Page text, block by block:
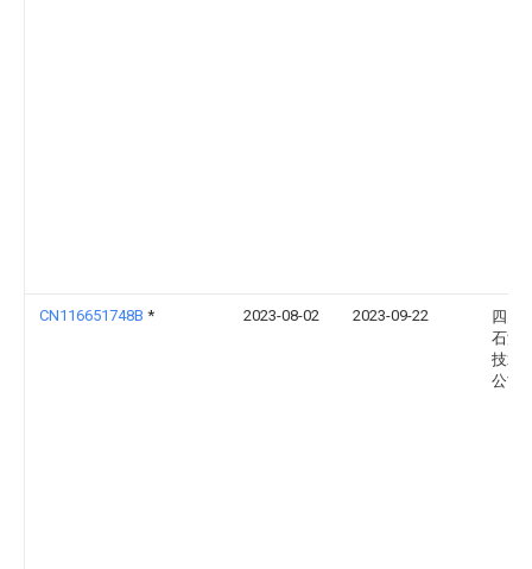
CN116651748B * 2023-08-02 2023-09-22
四川
石油
技术
公司